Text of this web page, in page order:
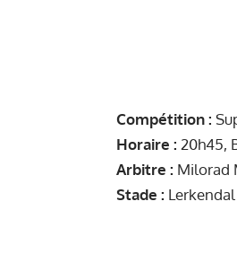
Compétition :
Horaire : 20h45,
Arbitre : Milorad
Stade :